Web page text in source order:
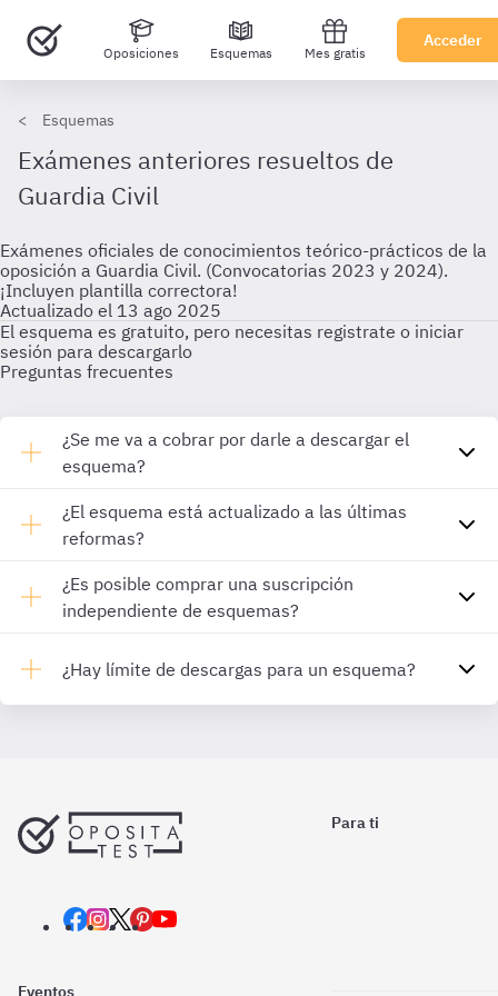
Oposiciones Esquemas Mes gratis
Acceder
Esquemas
Exámenes anteriores resueltos de
Guardia Civil
Exámenes oficiales de conocimientos teórico-prácticos de la
oposición a Guardia Civil. (Convocatorias 2023 y 2024).
¡Incluyen plantilla correctora!
Actualizado el 13 ago 2025
El esquema es gratuito, pero necesitas registrate o iniciar
sesión para descargarlo
Preguntas frecuentes
¿Se me va a cobrar por darle a descargar el
esquema?
¿El esquema está actualizado a las últimas
reformas?
¿Es posible comprar una suscripción
independiente de esquemas?
¿Hay límite de descargas para un esquema?
Para ti
Eventos